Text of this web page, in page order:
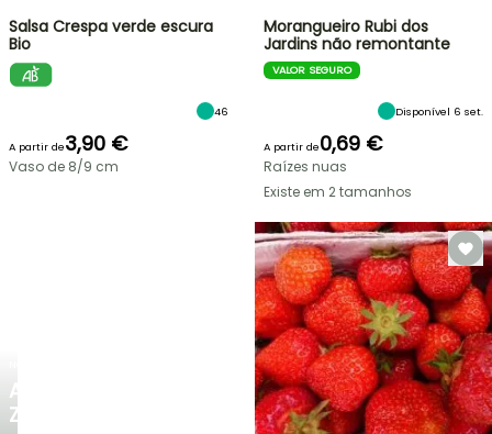
AGAPANTHUS
ZAMBEZI
Salsa Crespa verde escura
Bio
46
A partir de3,90 €
Vaso de 8/9 cm
Morangueiro Rubi dos
Jardins não remontante
VALOR SEGURO
Disponível 6 set.
A partir de0,69 €
Raízes nuas
Existe em 2 tamanhos